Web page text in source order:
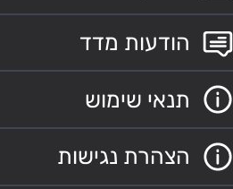
הודעות מדד
תנאי שימוש
הצהרת נגישות